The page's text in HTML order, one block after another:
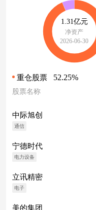
1.31亿元
净资产
2026-06-30
重仓股票 52.25%
股票名称
中际旭创
通信
宁德时代
电力设备
立讯精密
电子
美的集团